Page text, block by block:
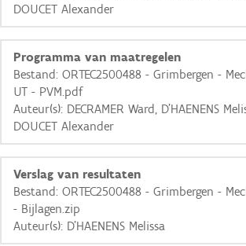
Basis Lagen
OSM-Basiskaart
Ortho
GRB-Basiskaart
GRB-Basiskaart in grijswaarden
DOUCET Alexander
Programma van maatregelen
Bestand: ORTEC2500488 - Grimbergen -
UT - PVM.pdf
Auteur(s): DECRAMER Ward, D'HAENENS
DOUCET Alexander
Verslag van resultaten
Bestand: ORTEC2500488 - Grimbergen -
- Bijlagen.zip
Auteur(s): D'HAENENS Melissa